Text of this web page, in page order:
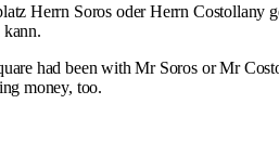
Herrn Soros oder Herrn Costollany
had been with Mr Soros or Mr
money, too.